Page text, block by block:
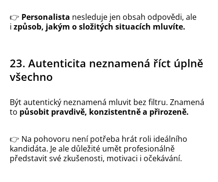
👉 Personalista nesleduje jen obsah odpovědi, ale
i způsob, jakým o složitých situacích mluvíte.
23. Autenticita neznamená říct úplně
všechno
Být autentický neznamená mluvit bez filtru. Znamená
to působit pravdivě, konzistentně a přirozeně.
👉 Na pohovoru není potřeba hrát roli ideálního
kandidáta. Je ale důležité umět profesionálně
představit své zkušenosti, motivaci i očekávání.